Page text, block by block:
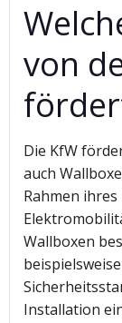
von
Die KfW
auch
Rahmen
Wallboxen
Installation